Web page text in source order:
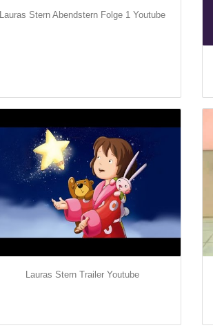
Lauras Stern Abendstern Folge 1 Youtube
Lauras Stern Trailer Youtube